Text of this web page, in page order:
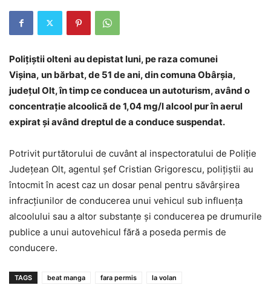
Polițiștii olteni au depistat luni,pe raza comunei
Vișina, un bărbat, de 51 de ani, din comuna Obârșia,
județul Olt, în timp ce conducea un autoturism, având o
concentraţie alcoolică de 1,04 mg/l alcool pur în aerul
expirat și având dreptul de a conduce suspendat.
Potrivit purtătorului de cuvânt al inspectoratului de Poliție
Județean Olt, agentul șef Cristian Grigorescu, polițiștii au
întocmit în acest caz un dosar penal pentru săvârşirea
infracţiunilor de conducerea unui vehicul sub influenţa
alcoolului sau a altor substanţe şi conducerea pe drumurile
publice a unui autovehicul fără a poseda permis de
conducere.
TAGS beat manga fara permis la volan